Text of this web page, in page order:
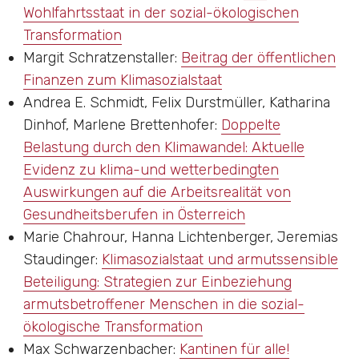
Wohlfahrtsstaat in der sozial-ökologischen
Transformation
Margit Schratzenstaller: Beitrag der öffentlichen
Finanzen zum Klimasozialstaat
Andrea E. Schmidt, Felix Durstmüller, Katharina
Dinhof, Marlene Brettenhofer: Doppelte
Belastung durch den Klimawandel: Aktuelle
Evidenz zu klima-und wetterbedingten
Auswirkungen auf die Arbeitsrealität von
Gesundheitsberufen in Österreich
Marie Chahrour, Hanna Lichtenberger, Jeremias
Staudinger: Klimasozialstaat und armutssensible
Beteiligung: Strategien zur Einbeziehung
armutsbetroffener Menschen in die sozial-
ökologische Transformation
Max Schwarzenbacher: Kantinen für alle!